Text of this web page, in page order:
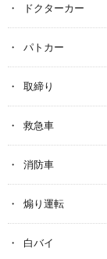
ドクターカー
パトカー
取締り
救急車
消防車
煽り運転
白バイ